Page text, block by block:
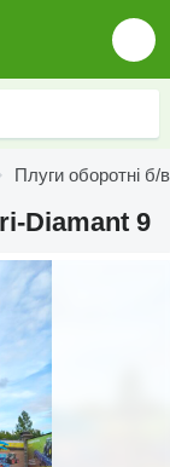
Плуги оборотні б/в
Diamant 9